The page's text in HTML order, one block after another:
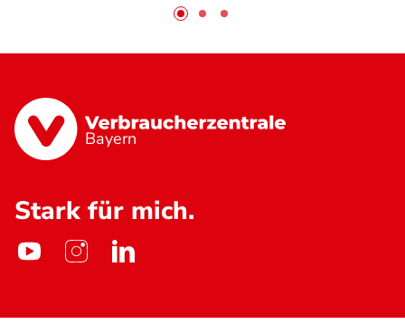
Bayern
Stark für mich.